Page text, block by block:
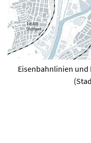
Eisenbahnlinien